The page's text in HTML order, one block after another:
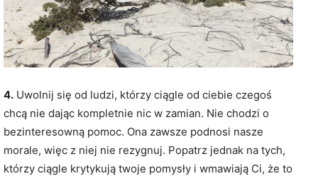
4. Uwolnij się od ludzi, którzy ciągle od ciebie czegoś
chcą nie dając kompletnie nic w zamian. Nie chodzi o
bezinteresowną pomoc. Ona zawsze podnosi nasze
morale, więc z niej nie rezygnuj. Popatrz jednak na tych,
którzy ciągle krytykują twoje pomysły i wmawiają Ci, że to